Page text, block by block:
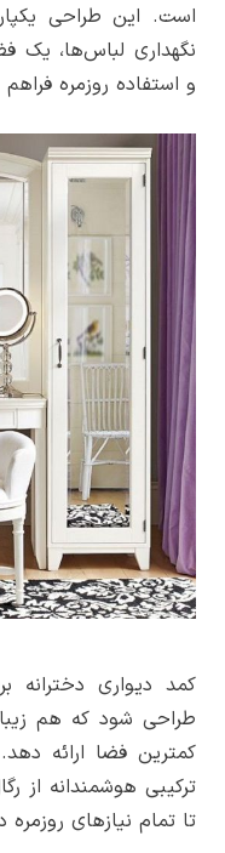
است. این طراحی
نگهداری لباس‌ها، یک
و استفاده روزمره
کمد دیواری دخترانه
طراحی شود که هم
کمترین فضا ارائه
ترکیبی هوشمندانه از
تا تمام نیازهای